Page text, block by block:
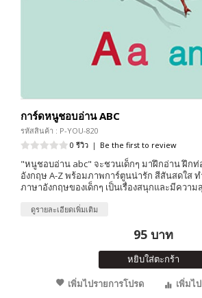
การ์ดหนูชอบอ่าน ABC
รหัสสินค้า : P-YOU-820
0 รีวิว | Be the first to review
"หนูชอบอ่าน abc" จะชวนเด็กๆ มาฝึกอ่าน ฝึกท่
อังกฤษ A-Z พร้อมภาพการ์ตูนน่ารัก สีสันสดใส ท
ภาษาอังกฤษของเด็กๆ เป็นเรื่องสนุกและมีความ
ดูรายละเอียดเพิ่มเติม
95 บาท
หยิบใส่ตะกร้า
เพิ่มไปรายการโปรด
เพิ่มไ